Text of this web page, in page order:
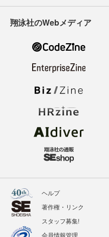
翔泳社のWebメディア
ヘルプ
著作権・リンク
スタッフ募集!
会員情報管理